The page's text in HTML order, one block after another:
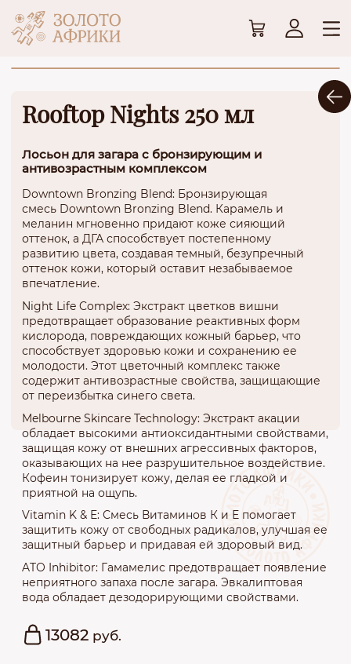
Rooftop Nights 250 мл
Лосьон для загара с бронзирующим и
антивозрастным комплексом
Downtown Bronzing Blend: Бронзирующая
смесь Downtown Bronzing Blend. Карамель и
меланин мгновенно придают коже сияющий
оттенок, а ДГА способствует постепенному
развитию цвета, создавая темный, безупречный
оттенок кожи, который оставит незабываемое
впечатление.
Night Life Complex: Экстракт цветков вишни
предотвращает образование реактивных форм
кислорода, повреждающих кожный барьер, что
способствует здоровью кожи и сохранению ее
молодости. Этот цветочный комплекс также
содержит антивозрастные свойства, защищающие
от переизбытка синего света.
Melbourne Skincare Technology: Экстракт акации
обладает высокими антиоксидантными свойствами,
защищая кожу от внешних агрессивных факторов,
оказывающих на нее разрушительное воздействие.
Кофеин тонизирует кожу, делая ее гладкой и
приятной на ощупь.
Vitamin K & E: Смесь Витаминов К и Е помогает
защитить кожу от свободных радикалов, улучшая ее
защитный барьер и придавая ей здоровый вид.
ATO Inhibitor: Гамамелис предотвращает появление
неприятного запаха после загара. Эвкалиптовая
вода обладает дезодорирующими свойствами.
13082 руб.